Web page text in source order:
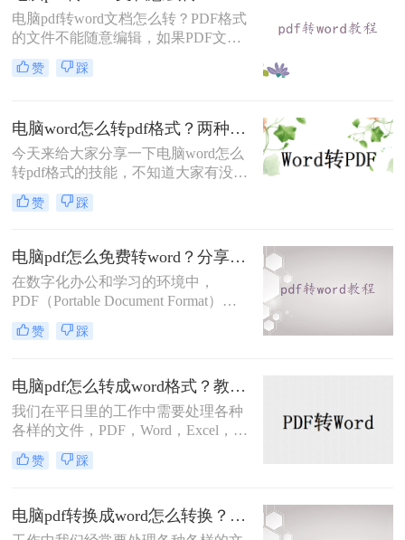
能需要转换为其他格式，例如
Microsoft Word 格式。那么电脑pdf怎
么转成word形式呢？下面这2个方法
相信有些朋友可以用得上。
电脑pdf转word文档怎么转？PDF格式
的文件不能随意编辑，如果PDF文件
需要编辑和修改，则需要将PDF转换
为Word文件。你还在担心你不会pdf
法！
赞 踩
电脑word怎么转pdf格式？两种方法任你选择
今天来给大家分享一下电脑word怎么
转pdf格式的技能，不知道大家有没有
遇到这样的问题，当我们想要将一个
文档转换成另一种格式的文档分享给
有一个快捷又方便的途径那就好了，
当然是有的，#other#很简单，使用转
换器就能完成，转转大师PDF转换器
就很好。
赞 踩
电脑pdf怎么免费转word？分享2个好用的方法！
在数字化办公和学习的环境中，
PDF（Portable Document Format）因
其良好的兼容性和稳定性，成为了一
种广泛使用的文档格式。然而，有时
档，以便进行编辑和修改。那么电脑
pdf怎么免费转word呢？本文将介绍两
种免费将电脑上的PDF转换为Word的
方法。
赞 踩
电脑pdf怎么转成word格式？教你二个免费方法！
我们在平日里的工作中需要处理各种
各样的文件，PDF，Word，Excel，
PPT多多少少都有用到，各种的工作
内容需要用到不同的工具，在一些的
式，很多初入职场的小伙伴不清楚电
脑pdf怎么转成word格式，那么小编下
赞 踩
电脑pdf转换成word怎么转换？教你三个方法！